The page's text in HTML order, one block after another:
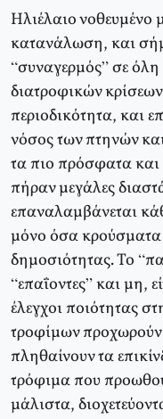
Ηλιέλαιο νοθευμένο
κατανάλωση, και
“συναγερμός” σε
διατροφικών
περιοδικότητα, και
νόσος των πτηνών
τα πιο πρόσφατα
πήραν μεγάλες
επαναλαμβάνεται
μόνο όσα
δημοσιότητας. Το
“επαΐοντες” και μη,
έλεγχοι ποιότητας
τροφίμων
πληθαίνουν τα
τρόφιμα που
μάλιστα,